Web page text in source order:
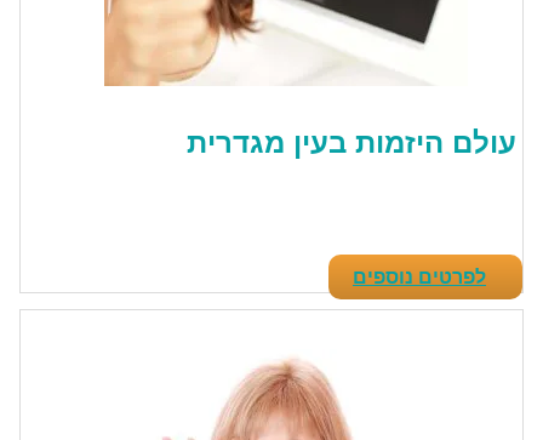
עולם היזמות בעין מגדרית
לפרטים נוספים